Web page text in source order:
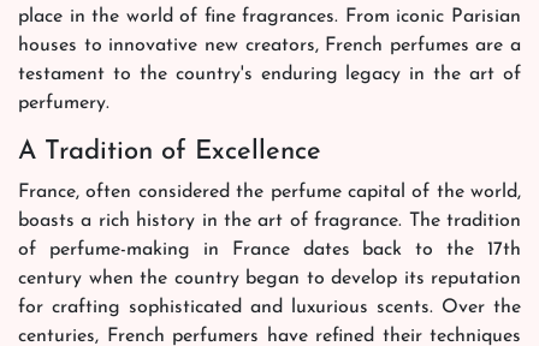
place in the world of fine fragrances. From iconic Parisian
houses to innovative new creators, French perfumes are a
testament to the country's enduring legacy in the art of
perfumery.
A Tradition of Excellence
France, often considered the perfume capital of the world,
boasts a rich history in the art of fragrance. The tradition
of perfume-making in France dates back to the 17th
century when the country began to develop its reputation
for crafting sophisticated and luxurious scents. Over the
centuries, French perfumers have refined their techniques